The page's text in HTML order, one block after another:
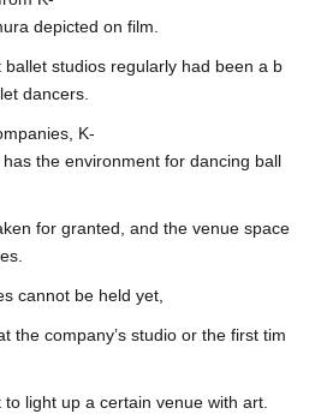
depicted on film.
ballet studios regularly had been a b
dancers.
K-
the environment for dancing ball
for granted, and the venue space
cannot be held yet,
the company’s studio or the first tim
light up a certain venue with art.